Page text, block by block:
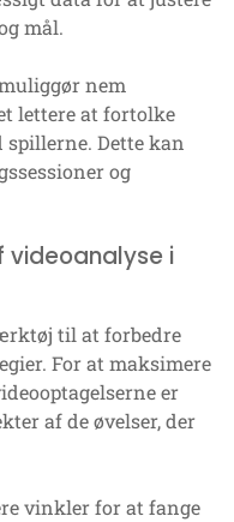
mål.
nem
lettere at fortolke
Dette kan
og
videoanalyse i
til at forbedre
For at maksimere
er
af de øvelser, der
vinkler for at fange